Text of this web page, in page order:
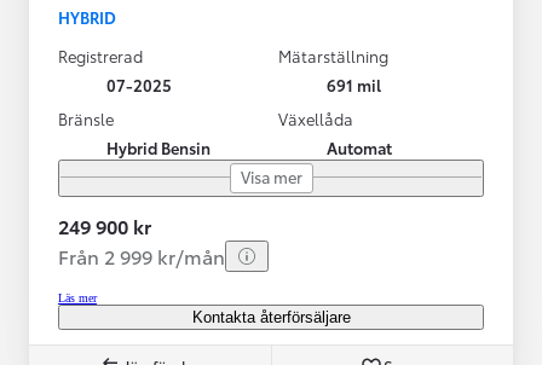
HYBRID
Registrerad
07-2025
Mätarställning
691 mil
Bränsle
Hybrid Bensin
Växellåda
Automat
Visa mer
249 900 kr
Från 2 999 kr/mån
Läs mer
Kontakta återförsäljare